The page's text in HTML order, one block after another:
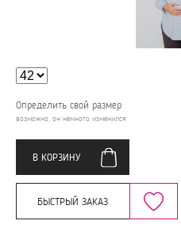
Определить свой размер
возможно, он немного изменился
В КОРЗИНУ
БЫСТРЫЙ ЗАКАЗ